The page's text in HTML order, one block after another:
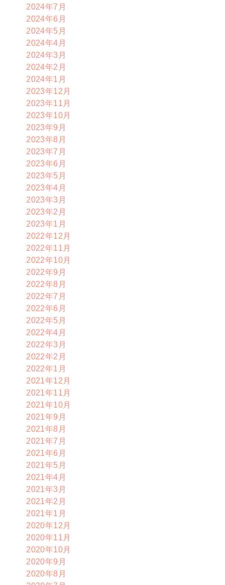
2024年7月
2024年6月
2024年5月
2024年4月
2024年3月
2024年2月
2024年1月
2023年12月
2023年11月
2023年10月
2023年9月
2023年8月
2023年7月
2023年6月
2023年5月
2023年4月
2023年3月
2023年2月
2023年1月
2022年12月
2022年11月
2022年10月
2022年9月
2022年8月
2022年7月
2022年6月
2022年5月
2022年4月
2022年3月
2022年2月
2022年1月
2021年12月
2021年11月
2021年10月
2021年9月
2021年8月
2021年7月
2021年6月
2021年5月
2021年4月
2021年3月
2021年2月
2021年1月
2020年12月
2020年11月
2020年10月
2020年9月
2020年8月